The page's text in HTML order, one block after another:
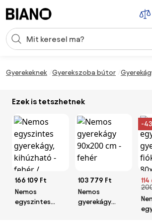
Keresési bevitel
Gyerekeknek Gyerekszoba bútor
Ezek is tetszhetnek
166 109 Ft
Nemos
egyszintes
103 779 Ft
Nemos
gyerekágy
-